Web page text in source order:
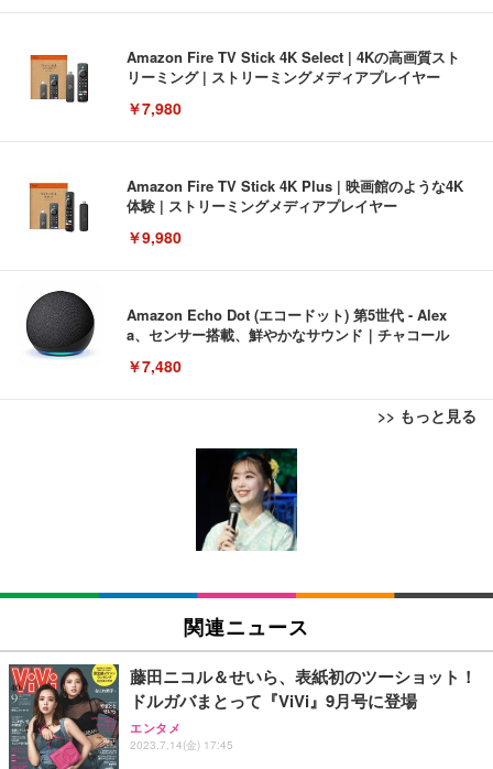
Amazon Fire TV Stick 4K Select | 4Kの高画質スト
リーミング | ストリーミングメディアプレイヤー
￥7,980
Amazon Fire TV Stick 4K Plus | 映画館のような4K
体験 | ストリーミングメディアプレイヤー
￥9,980
Amazon Echo Dot (エコードット) 第5世代 - Alex
a、センサー搭載、鮮やかなサウンド｜チャコール
￥7,480
>> もっと見る
[EdoErgo] オフィスチェア 椅子 テレワーク 疲れな
い 跳ね上げ式アームレスト コンパクト 約105度ロッ
キング pc 事務椅子 360度回転 座面昇降 強化ナイロ
ン樹脂ベース 通気性メッシュ 在宅ワーク H-WY01
(黒網+黒枠+黒足)
SIHOO B100 オフィスチェア／デスクチェア メッシ
ュチェア 人間工学 疲れない ブラック
￥27,999
Sezlife オフィスチェア デスクチェア 疲れない テレ
ワーク チェア 強化バックレスト 30度ロッキング機
能 人間工学 椅子 腰サポート 90度跳ね上げ式アーム
EIZO ビジネス向けプレミアムモニター | FlexScan
EV3240X-WT | 31.5型4K UHD・USB Type-C・ホワ
EIZO ビジネス向けプレミアムモニター | FlexScan
￥109,572
【純正品】27"ゲーミングモニター DualSense 充電
フック付き（CFI-ZDM1J）
Amazonベーシック ペットシーツ 薄型 レギュラー 1
回使い捨て 無香料 ホワイト 300枚
Amazonベーシック ペットシーツ 厚型 ワイド 42枚
x2袋(84枚) ホワイト(吸収面:ライトブルー)
￥3,234
ネオ・ルーライフ ネオ・オムツ L 中型犬用 26枚入
り 単品
関連ニュース
藤田ニコル＆せいら、表紙初のツーショット！
ドルガバまとって『ViVi』9月号に登場
エンタメ
2023.7.14(金) 17:45